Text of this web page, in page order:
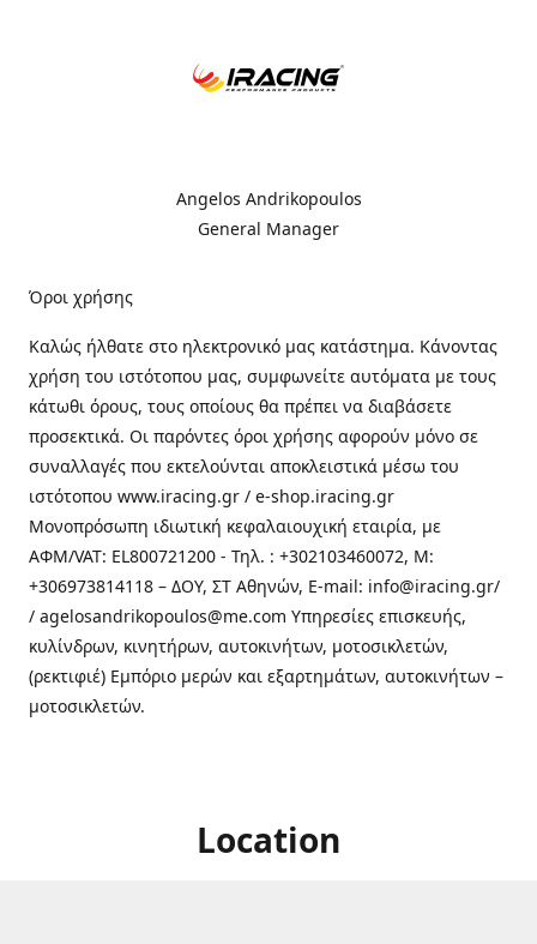
Angelos Andrikopoulos
General Manager
Όροι χρήσης
Καλώς ήλθατε στo ηλεκτρονικό μας κατάστημα. Κάνοντας
χρήση του ιστότοπου μας, συμφωνείτε αυτόματα με τους
κάτωθι όρους, τους οποίους θα πρέπει να διαβάσετε
προσεκτικά. Οι παρόντες όροι χρήσης αφορούν μόνο σε
συναλλαγές που εκτελούνται αποκλειστικά μέσω του
ιστότοπου www.iracing.gr / e-shop.iracing.gr
Μονοπρόσωπη ιδιωτική κεφαλαιουχική εταιρία, με
ΑΦΜ/VAT: EL800721200 - Τηλ. : +302103460072, M:
+306973814118 – ΔΟΥ, ΣΤ Αθηνών, E-mail: info@iracing.gr/
/ agelosandrikopoulos@me.com Υπηρεσίες επισκευής,
κυλίνδρων, κινητήρων, αυτοκινήτων, μοτοσικλετών,
(ρεκτιφιέ) Εμπόριο μερών και εξαρτημάτων, αυτοκινήτων –
μοτοσικλετών.
Location